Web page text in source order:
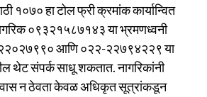
१०७० हा टोल फ्री क्रमांक कार्यान्वित
०९३२१५८७१४३ या भ्रमणध्वनी
२२०२७९९० आणि ०२२-२२७९४२२९ या
थेट संपर्क साधू शकतात. नागरिकांनी
न ठेवता केवळ अधिकृत सूत्रांकडून